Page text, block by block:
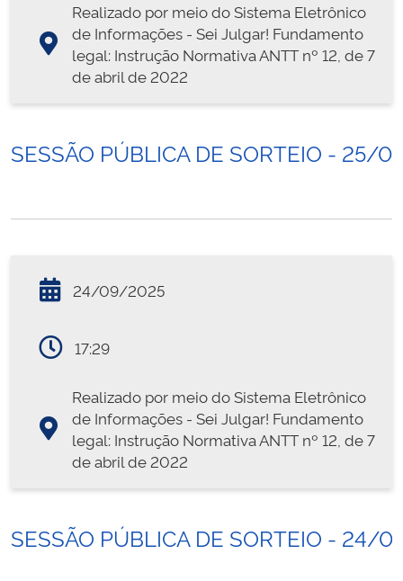
Realizado por meio do Sistema Eletrônico
de Informações - Sei Julgar! Fundamento
legal: Instrução Normativa ANTT nº 12, de 7
de abril de 2022
SESSÃO PÚBLICA DE SORTEIO - 25/
24/09/2025
17:29
Realizado por meio do Sistema Eletrônico
de Informações - Sei Julgar! Fundamento
legal: Instrução Normativa ANTT nº 12, de 7
de abril de 2022
SESSÃO PÚBLICA DE SORTEIO - 24/